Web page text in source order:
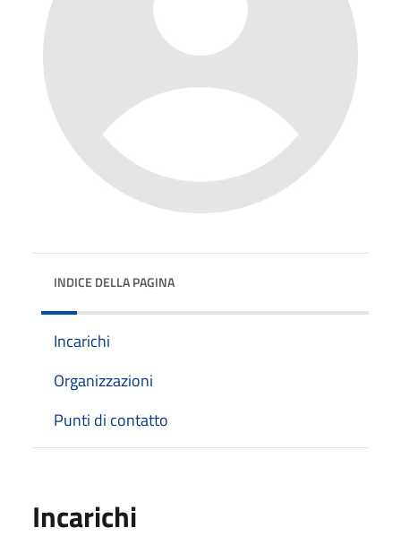
INDICE DELLA PAGINA
Incarichi
Organizzazioni
Punti di contatto
Incarichi